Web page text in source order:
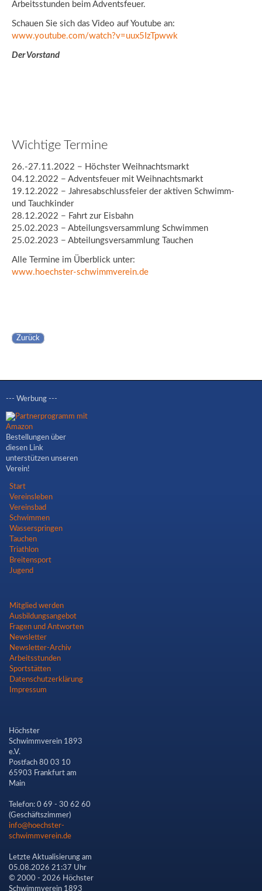
Arbeitsstunden beim Adventsfeuer.
Schauen Sie sich das Video auf Youtube an:
www.youtube.com/watch?v=uux5IzTpwwk
Der Vorstand
Wichtige Termine
26.-27.11.2022 − Höchster Weihnachtsmarkt
04.12.2022 − Adventsfeuer mit Weihnachtsmarkt
19.12.2022 − Jahresabschlussfeier der aktiven Schwimm-
und Tauchkinder
28.12.2022 − Fahrt zur Eisbahn
25.02.2023 − Abteilungsversammlung Schwimmen
25.02.2023 − Abteilungsversammlung Tauchen
Alle Termine im Überblick unter:
www.hoechster-schwimmverein.de
Zurück
--- Werbung ---
Bestellungen über
diesen Link
unterstützen unseren
Verein!
Navigation
überspringen
Start
Vereinsleben
Vereinsbad
Schwimmen
Wasserspringen
Tauchen
Triathlon
Breitensport
Jugend
Navigation
überspringen
Mitglied werden
Ausbildungsangebot
Fragen und Antworten
Newsletter
Newsletter-Archiv
Arbeitsstunden
Sportstätten
Datenschutzerklärung
Impressum
Höchster
Schwimmverein 1893
e.V.
Postfach 80 03 10
65903 Frankfurt am
Main
Telefon: 0 69 - 30 62 60
(Geschäftszimmer)
info@hoechster-
schwimmverein.de
Letzte Aktualisierung am
05.08.2026 21:37 Uhr
© 2000 - 2026 Höchster
Schwimmverein 1893